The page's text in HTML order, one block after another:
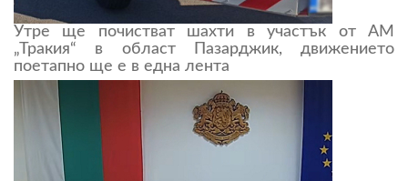
Утре ще почистват шахти в участък от АМ
„Тракия“ в област Пазарджик, движението
поетапно ще е в една лента